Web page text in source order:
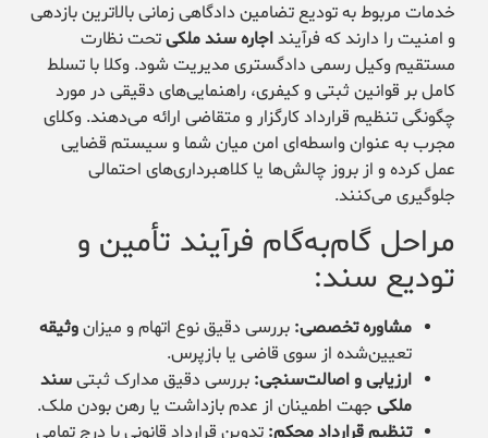
خدمات مربوط به تودیع تضامین دادگاهی زمانی بالاترین بازدهی
و امنیت را دارند که فرآینداجاره سند ملکیتحت نظارت
مستقیم وکیل رسمی دادگستری مدیریت شود. وکلا با تسلط
کامل بر قوانین ثبتی و کیفری، راهنمایی‌های دقیقی در مورد
چگونگی تنظیم قرارداد کارگزار و متقاضی ارائه می‌دهند. وکلای
مجرب به عنوان واسطه‌ای امن میان شما و سیستم قضایی
عمل کرده و از بروز چالش‌ها یا کلاهبرداری‌های احتمالی
جلوگیری می‌کنند.
مراحل گام‌به‌گام فرآیند تأمین و
تودیع سند:
مشاوره تخصصی: بررسی دقیق نوع اتهام و میزانوثیقه
تعیین‌شده از سوی قاضی یا بازپرس.
ارزیابی و اصالت‌سنجی: بررسی دقیق مدارک ثبتیسند
ملکی جهت اطمینان از عدم بازداشت یا رهن بودن ملک.
تنظیم قرارداد محکم: تدوین قرارداد قانونی با درج تمامی